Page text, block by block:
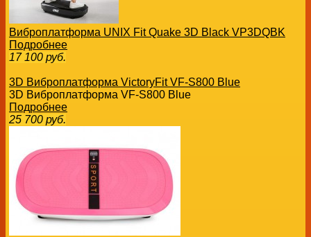
Виброплатформа UNIX Fit Quake 3D Black VP3DQBK
Подробнее
17 100 руб.
3D Виброплатформа VictoryFit VF-S800 Blue
3D Виброплатформа VF-S800 Blue
Подробнее
25 700 руб.